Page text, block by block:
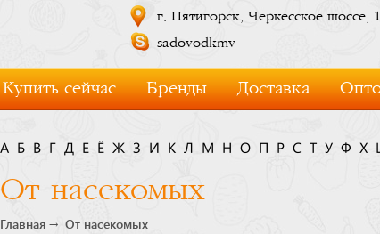
г. Пятигорск, Черкесское шоссе, 1
sadovodkmv
Купить сейчас Бренды Доставка
А Б В Г Д Е Ё Ж З И К Л М Н О П Р С Т У Ф Х
От насекомых
Главная От насекомых